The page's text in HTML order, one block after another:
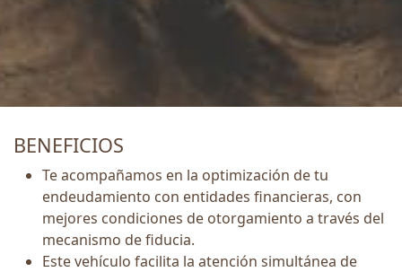
BENEFICIOS
Te acompañamos en la optimización de tu
endeudamiento con entidades financieras, con
mejores condiciones de otorgamiento a través del
mecanismo de fiducia.
Este vehículo facilita la atención simultánea de